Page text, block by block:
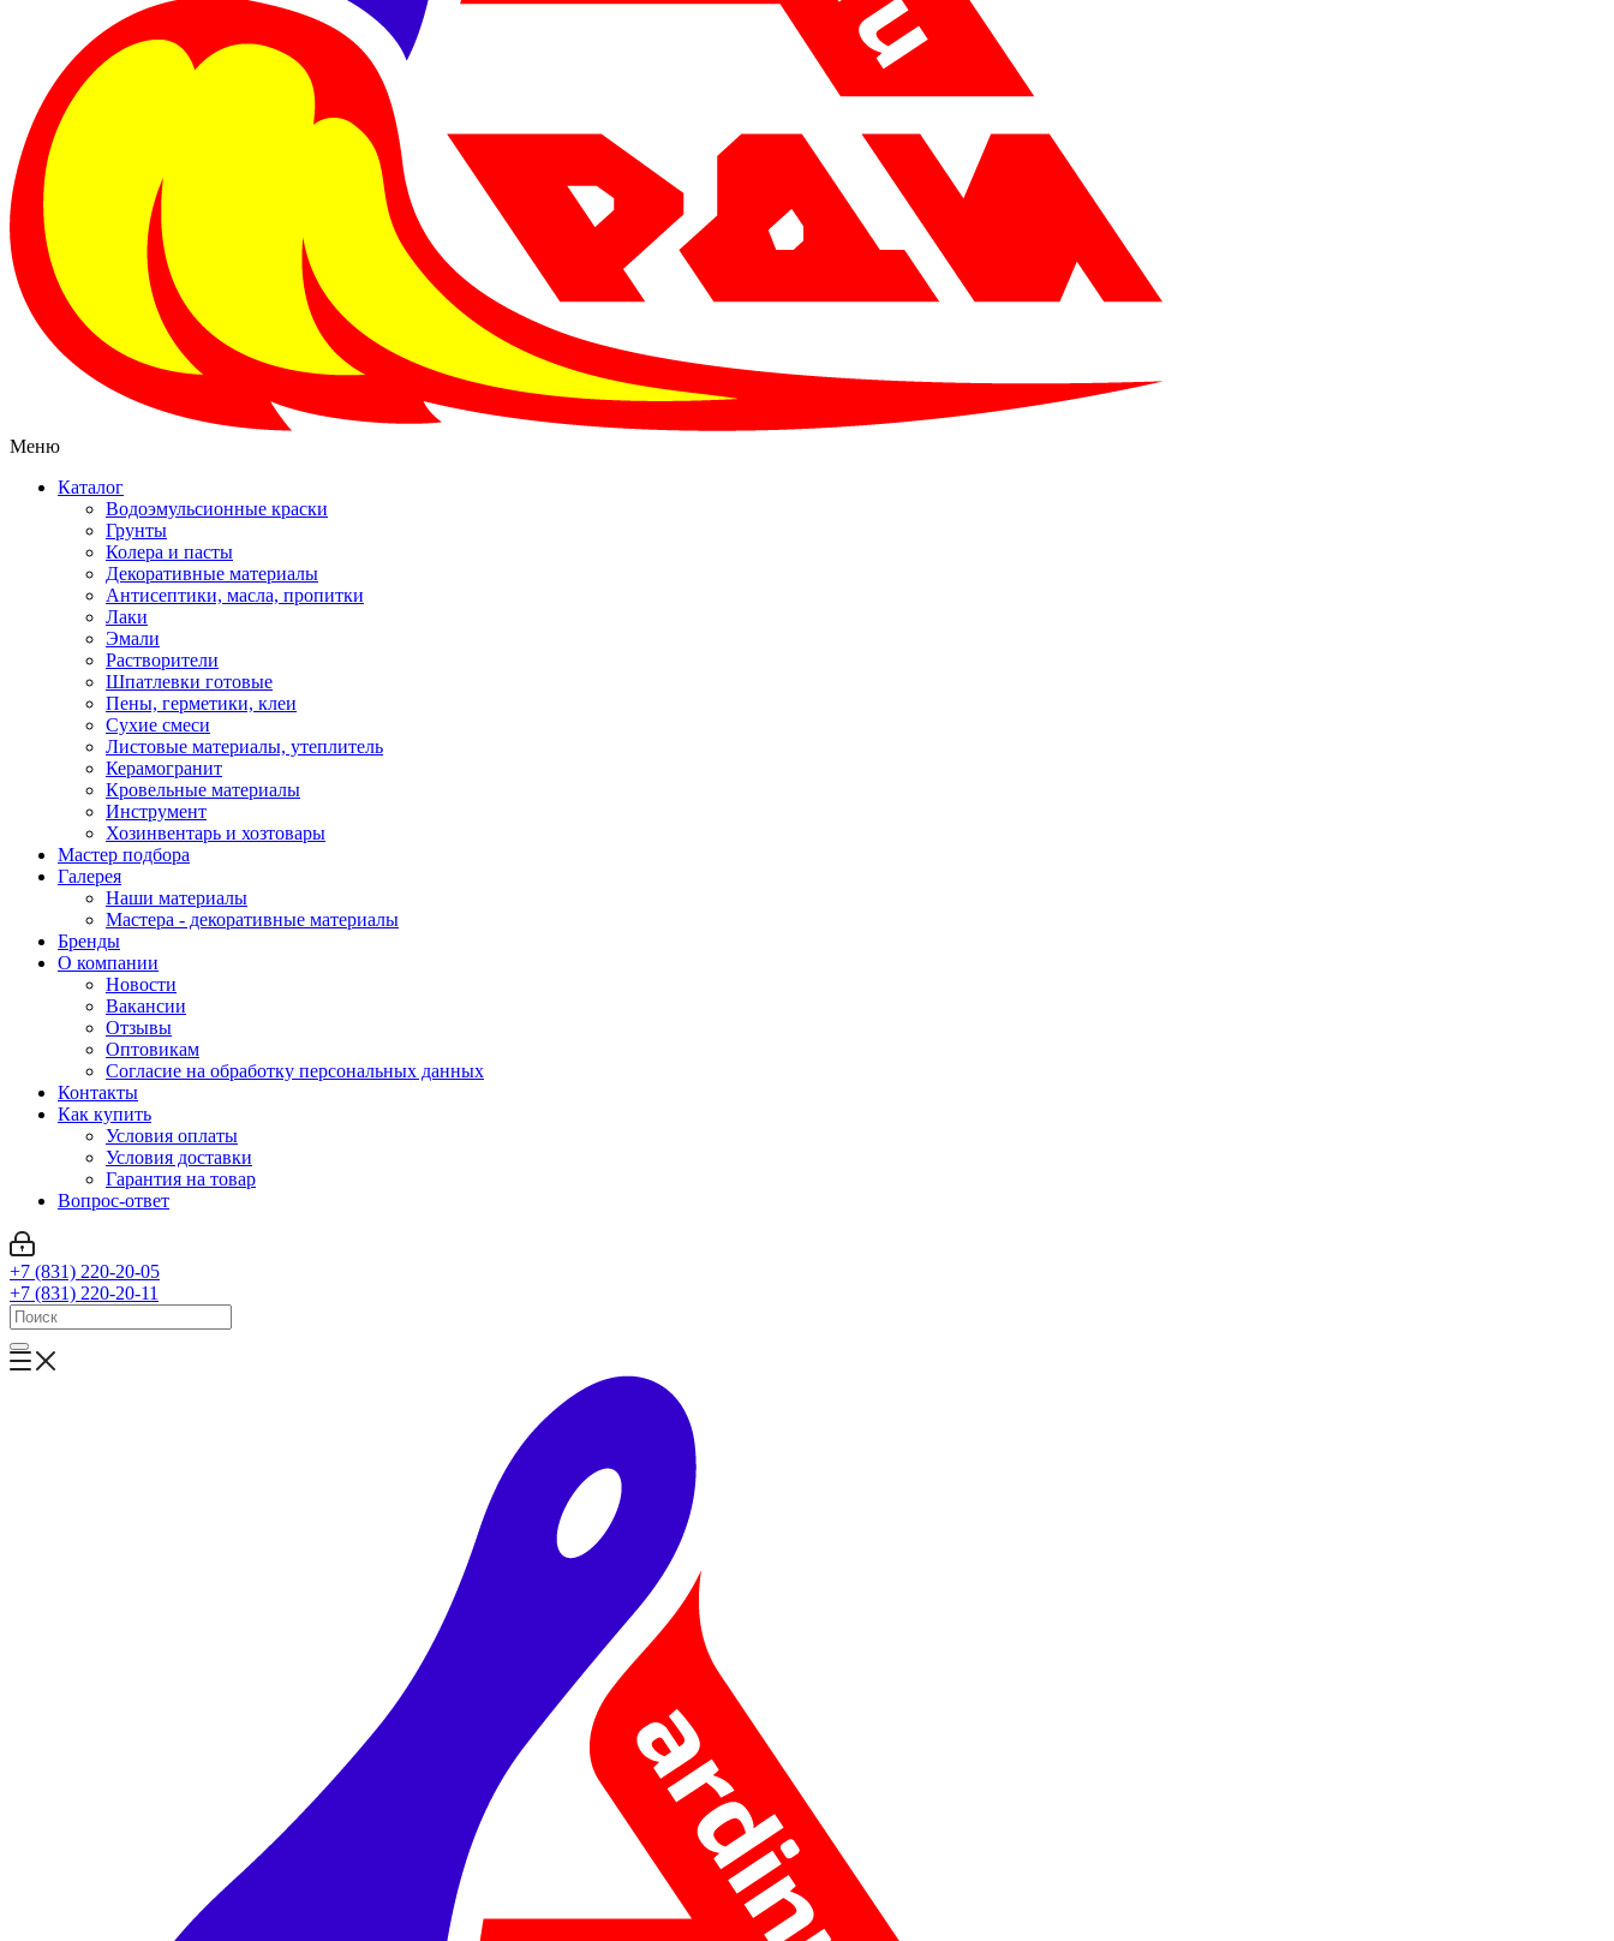
Меню
Каталог
Водоэмульсионные краски
Грунты
Колера и пасты
Декоративные материалы
Антисептики, масла, пропитки
Лаки
Эмали
Растворители
Шпатлевки готовые
Пены, герметики, клеи
Сухие смеси
Листовые материалы, утеплитель
Керамогранит
Кровельные материалы
Инструмент
Хозинвентарь и хозтовары
Мастер подбора
Галерея
Наши материалы
Мастера - декоративные материалы
Бренды
О компании
Новости
Вакансии
Отзывы
Оптовикам
Cогласие на обработку персональных данных
Контакты
Как купить
Условия оплаты
Условия доставки
Гарантия на товар
Вопрос-ответ
+7 (831) 220-20-05
+7 (831) 220-20-11